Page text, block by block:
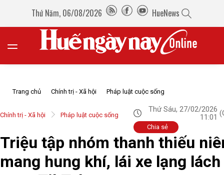
Thứ Năm, 06/08/2026 HueNews
Trang chủ Chính trị - Xã hội Pháp luật cuộc sống
Chính trị - Xã hội Pháp luật cuộc sống
Thứ Sáu, 27/02/2026
11:01
Chia sẻ
Triệu tập nhóm thanh thiếu
mang hung khí, lái xe lạng lách